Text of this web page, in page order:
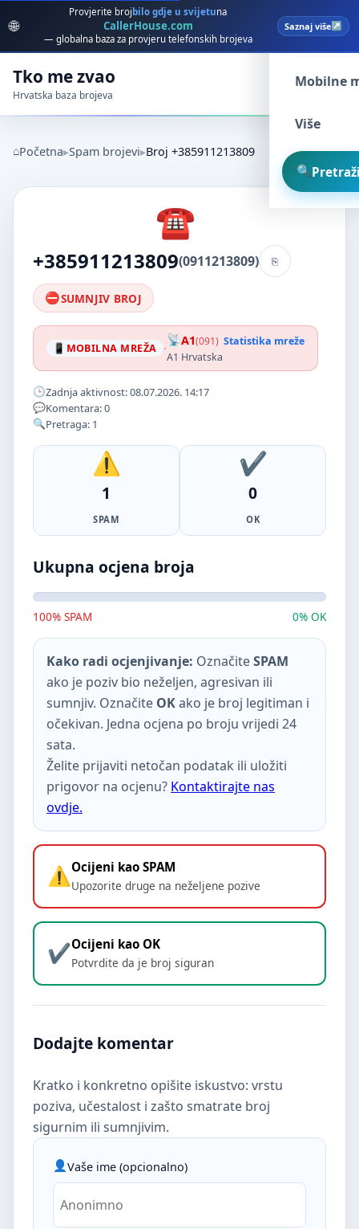
🌐
Provjerite broj bilo gdje u svijetuna
CallerHouse.com
— globalna baza za provjeru telefonskih brojeva
Saznaj više
Tko me zvao
Hrvatska baza brojeva
Spam
Mobilne
Više
Početna Spam brojevi Broj +385911213809
+385911213809(0911213809)
SUMNJIV BROJ
MOBILNA MREŽA · A1(091) Statistika mreže
A1 Hrvatska
Zadnja aktivnost: 08.07.2026. 14:17
Komentara: 0
Pretraga: 1
1
SPAM
0
OK
Ukupna ocjena broja
100% SPAM 0% OK
Kako radi ocjenjivanje: OznačiteSPAM
ako je poziv bio neželjen, agresivan ili
sumnjiv. Označite OKako je broj legitiman i
očekivan. Jedna ocjena po broju vrijedi 24
sata.
Želite prijaviti netočan podatak ili uložiti
prigovor na ocjenu? Kontaktirajte nas
ovdje.
Ocijeni kao SPAM
Upozorite druge na neželjene pozive
Ocijeni kao OK
Potvrdite da je broj siguran
Dodajte komentar
Kratko i konkretno opišite iskustvo: vrstu
poziva, učestalost i zašto smatrate broj
sigurnim ili sumnjivim.
Vaše ime (opcionalno)